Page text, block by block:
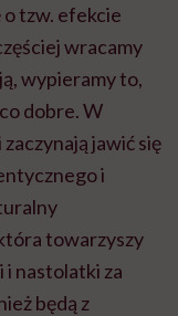
o tzw. efekcie
wracamy
wypieramy to,
dobre. W
jawić się
i
towarzyszy
i nastolatki za
będą z